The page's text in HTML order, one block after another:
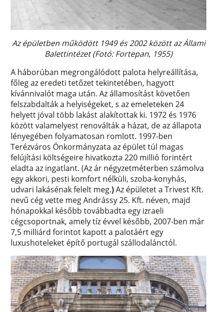
Az épületben működött 1949 és 2002 között az Állami
Balettintézet (Fotó: Fortepan, 1955)
A háborúban megrongálódott palota helyreállítása,
főleg az eredeti tetőzet tekintetében, hagyott
kívánnivalót maga után. Az államosítást követően
felszabdalták a helyiségeket, s az emeleteken 24
helyett jóval több lakást alakítottak ki. 1972 és 1976
között valamelyest renoválták a házat, de az állapota
lényegében folyamatosan romlott. 1997-ben
Terézváros Önkormányzata az épület túl magas
felújítási költségeire hivatkozta 220 millió forintért
eladta az ingatlant. (Az ár négyzetméterben számolva
egy akkori, pesti komfort nélküli, szoba-konyhás,
udvari lakásénak felelt meg.)Az épületet a Trivest Kft.
nevű cég vette meg Andrássy 25. Kft. néven, majd
hónapokkal később továbbadta egy izraeli
cégcsoportnak, amely tíz évvel később, 2007-ben már
7,5 milliárd forintot kapott a palotáért egy
luxushoteleket építő portugál szállodalánctól.